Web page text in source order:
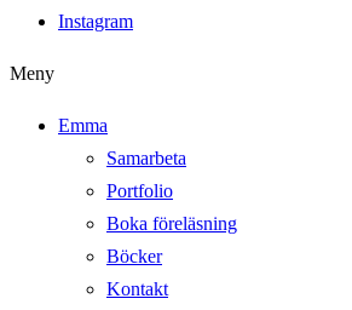
Instagram
Meny
Emma
Samarbeta
Portfolio
Boka föreläsning
Böcker
Kontakt